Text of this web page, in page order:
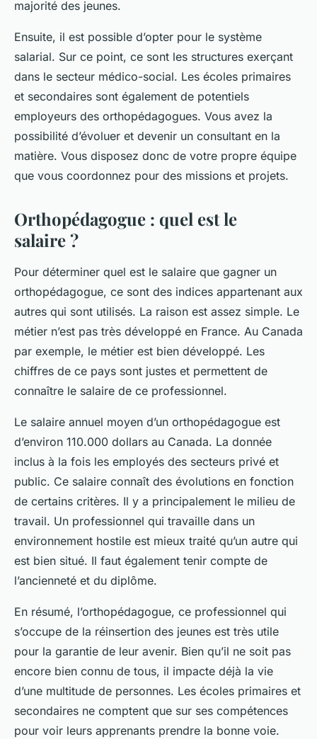
majorité des jeunes.
Ensuite, il est possible d’opter pour le système
salarial. Sur ce point, ce sont les structures exerçant
dans le secteur médico-social. Les écoles primaires
et secondaires sont également de potentiels
employeurs des orthopédagogues. Vous avez la
possibilité d’évoluer et devenir un consultant en la
matière. Vous disposez donc de votre propre équipe
que vous coordonnez pour des missions et projets.
Orthopédagogue : quel est le
salaire ?
Pour déterminer quel est le salaire que gagner un
orthopédagogue, ce sont des indices appartenant aux
autres qui sont utilisés. La raison est assez simple. Le
métier n’est pas très développé en France. Au Canada
par exemple, le métier est bien développé. Les
chiffres de ce pays sont justes et permettent de
connaître le salaire de ce professionnel.
Le salaire annuel moyen d’un orthopédagogue est
d’environ 110.000 dollars au Canada. La donnée
inclus à la fois les employés des secteurs privé et
public. Ce salaire connaît des évolutions en fonction
de certains critères. Il y a principalement le milieu de
travail. Un professionnel qui travaille dans un
environnement hostile est mieux traité qu’un autre qui
est bien situé. Il faut également tenir compte de
l’ancienneté et du diplôme.
En résumé, l’orthopédagogue, ce professionnel qui
s’occupe de la réinsertion des jeunes est très utile
pour la garantie de leur avenir. Bien qu’il ne soit pas
encore bien connu de tous, il impacte déjà la vie
d’une multitude de personnes. Les écoles primaires et
secondaires ne comptent que sur ses compétences
pour voir leurs apprenants prendre la bonne voie.